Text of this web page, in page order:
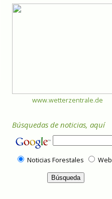
www.wetterzentrale.de
Búsquedas de noticias, aquí
Noticias Forestales Web